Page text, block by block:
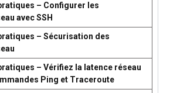
– Configurer les
avec SSH
– Sécurisation des
– Vérifiez la latence réseau
Ping et Traceroute